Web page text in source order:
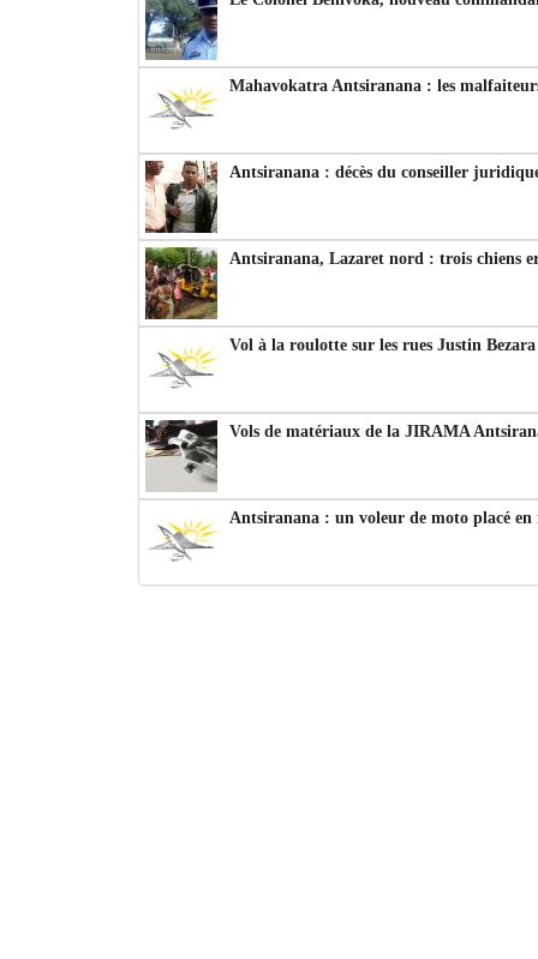
Mahavokatra Antsiranana : les
Antsiranana : décès du conseiller
Antsiranana, Lazaret nord : trois chiens
Vol à la roulotte sur les rues Justin
Vols de matériaux de la JIRAMA
Antsiranana : un voleur de moto placé en